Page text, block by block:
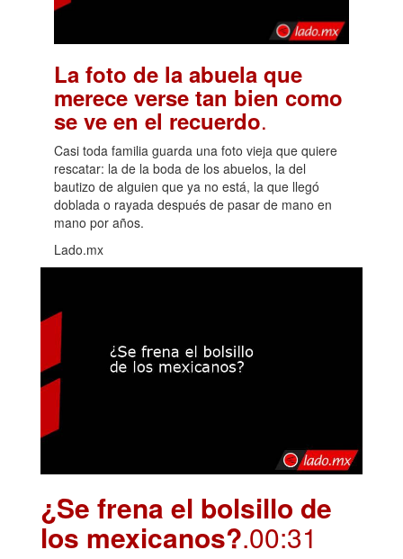
La foto de la abuela que
merece verse tan bien como
se ve en el recuerdo.
Casi toda familia guarda una foto vieja que quiere
rescatar: la de la boda de los abuelos, la del
bautizo de alguien que ya no está, la que llegó
doblada o rayada después de pasar de mano en
mano por años.
Lado.mx
¿Se frena el bolsillo de
los mexicanos?.00:31